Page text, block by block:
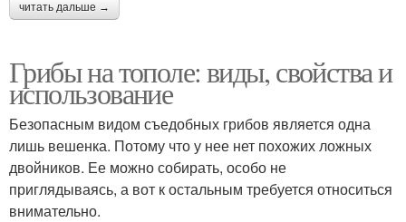
читать дальше →
Грибы на тополе: виды, свойства и
использование
Безопасным видом съедобных грибов является одна
лишь вешенка. Потому что у нее нет похожих ложных
двойников. Ее можно собирать, особо не
приглядываясь, а вот к остальным требуется относиться
внимательно.